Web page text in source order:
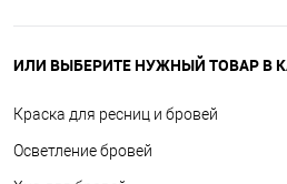
ИЛИ ВЫБЕРИТЕ НУЖНЫЙ ТОВАР В
Краска для ресниц и бровей
Осветление бровей